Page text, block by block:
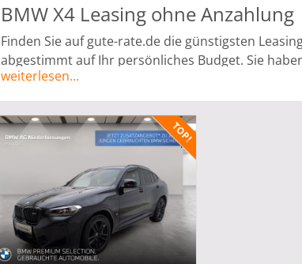
BMW X4 Leasing ohne Anzahlung
Finden Sie auf gute-rate.de die günstigsten
abgestimmt auf Ihr persönliches Budget. Sie
Anzahlung zu leasen. Die Angebote für Ihren
Gewerbe Leasing angepasst werden. Alle
Leasinggeber ist die Herstellerbank.
weiterlesen...